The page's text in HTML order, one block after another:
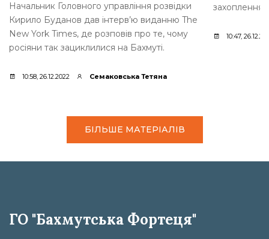
Начальник Головного управління розвідки
Кирило Буданов дав інтерв’ю виданню The
New York Times, де розповів про те, чому
росіяни так зациклилися на Бахмуті.
10:58, 26.12.2022 Семаковська Тетяна
захоплення
10:47,
БІЛЬШЕ МАТЕРІАЛІВ
ГО "Бахмутська Фортеця"